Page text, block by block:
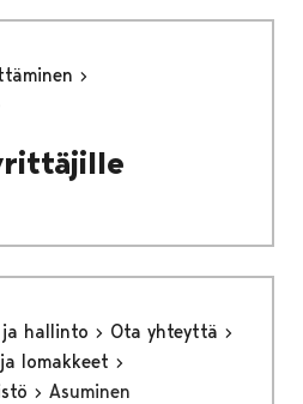
ja hallinto
Ota yhteyttä
lomakkeet
Asuminen